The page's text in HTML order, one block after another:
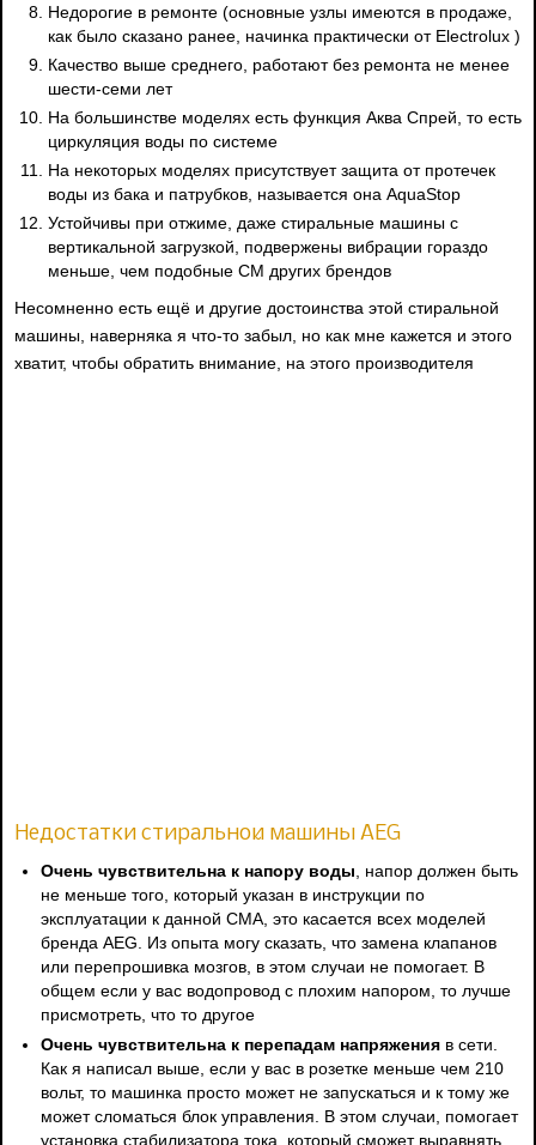
Недорогие в ремонте (основные узлы имеются в продаже,
как было сказано ранее, начинка практически от Electrolux )
Качество выше среднего, работают без ремонта не менее
шести-семи лет
На большинстве моделях есть функция Аква Спрей, то есть
циркуляция воды по системе
На некоторых моделях присутствует защита от протечек
воды из бака и патрубков, называется она AquaStop
Устойчивы при отжиме, даже стиральные машины с
вертикальной загрузкой, подвержены вибрации гораздо
меньше, чем подобные СМ других брендов
Несомненно есть ещё и другие достоинства этой стиральной
машины, наверняка я что-то забыл, но как мне кажется и этого
хватит, чтобы обратить внимание, на этого производителя
Недостатки стиральной машины AEG
Очень чувствительна к напору воды, напор должен быть
не меньше того, который указан в инструкции по
эксплуатации к данной СМА, это касается всех моделей
бренда AEG. Из опыта могу сказать, что замена клапанов
или перепрошивка мозгов, в этом случаи не помогает. В
общем если у вас водопровод с плохим напором, то лучше
присмотреть, что то другое
Очень чувствительна к перепадам напряжения в сети.
Как я написал выше, если у вас в розетке меньше чем 210
вольт, то машинка просто может не запускаться и к тому же
может сломаться блок управления. В этом случаи, помогает
установка стабилизатора тока, который сможет выравнять